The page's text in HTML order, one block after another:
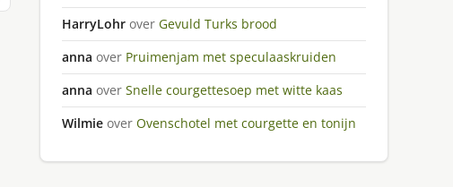
HarryLohr over Gevuld Turks brood
anna over Pruimenjam met speculaaskruiden
anna over Snelle courgettesoep met witte kaas
Wilmie over Ovenschotel met courgette en tonijn